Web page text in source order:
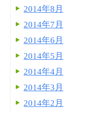
2014年8月
2014年7月
2014年6月
2014年5月
2014年4月
2014年3月
2014年2月